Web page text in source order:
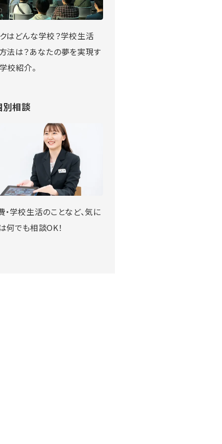
はどんな学校？学校生活
法は？あなたの夢を実現す
校紹介。
別相談
・学校生活のことなど、気に
何でも相談OK！